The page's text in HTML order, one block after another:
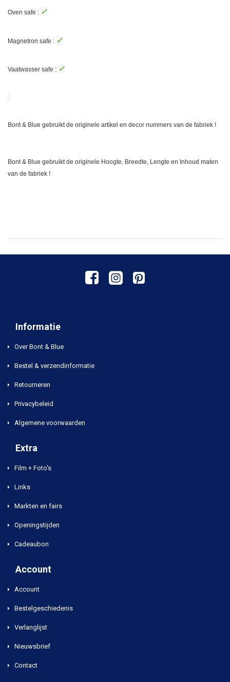
Oven safe : ✓
Magnetron safe : ✓
Vaatwasser safe : ✓
Bont & Blue gebruikt de originele artikel en decor nummers van de fabriek !
Bont & Blue gebruikt de originele Hoogte, Breedte, Lengte en Inhoud maten
van de fabriek !
Informatie
Over Bont & Blue
Bestel & verzendinformatie
Retourneren
Privacybeleid
Algemene voorwaarden
Extra
Film + Foto's
Links
Markten en fairs
Openingstijden
Cadeaubon
Account
Account
Bestelgeschiedenis
Verlanglijst
Nieuwsbrief
Contact